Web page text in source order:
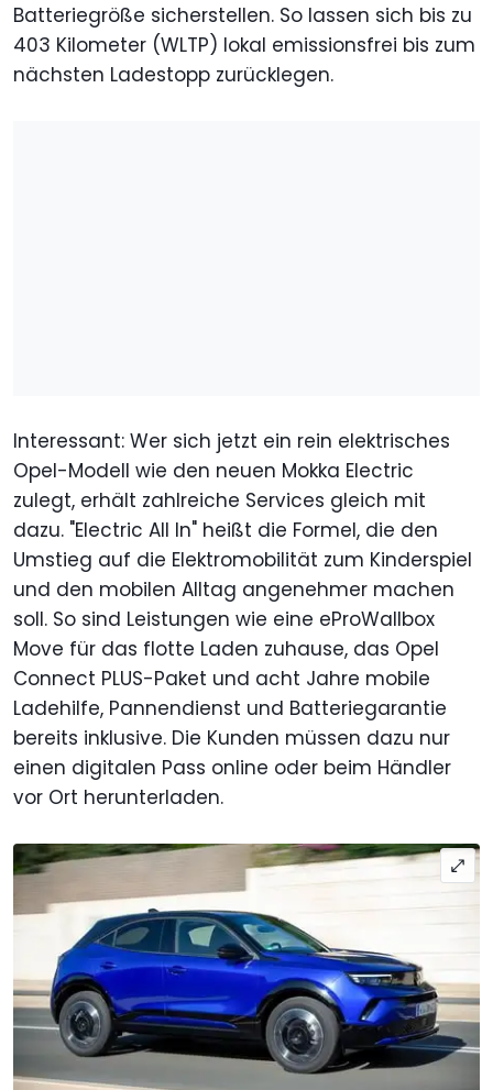
Batteriegröße sicherstellen. So lassen sich bis zu
403 Kilometer (WLTP) lokal emissionsfrei bis zum
nächsten Ladestopp zurücklegen.
Interessant: Wer sich jetzt ein rein elektrisches
Opel-Modell wie den neuen Mokka Electric
zulegt, erhält zahlreiche Services gleich mit
dazu. "Electric All In" heißt die Formel, die den
Umstieg auf die Elektromobilität zum Kinderspiel
und den mobilen Alltag angenehmer machen
soll. So sind Leistungen wie eine eProWallbox
Move für das flotte Laden zuhause, das Opel
Connect PLUS-Paket und acht Jahre mobile
Ladehilfe, Pannendienst und Batteriegarantie
bereits inklusive. Die Kunden müssen dazu nur
einen digitalen Pass online oder beim Händler
vor Ort herunterladen.